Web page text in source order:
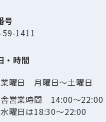
号
1411
・時間
曜日 月曜日～土曜日
営業時間 14:00～22:00
曜日は18:30～22:00